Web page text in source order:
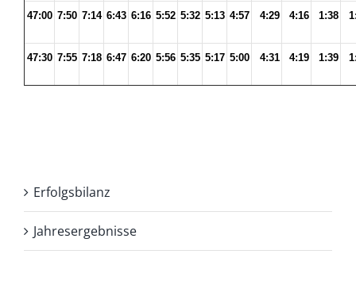
47:00 7:50 7:14 6:43 6:16 5:52 5:32 5:13 4:57 4:29 4:16 1:38
47:30 7:55 7:18 6:47 6:20 5:56 5:35 5:17 5:00 4:31 4:19 1:39
Erfolgsbilanz
Jahresergebnisse